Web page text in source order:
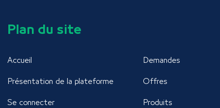
Plan du site
Accueil
Présentation de la plateforme
Se connecter
Demandes
Offres
Produits